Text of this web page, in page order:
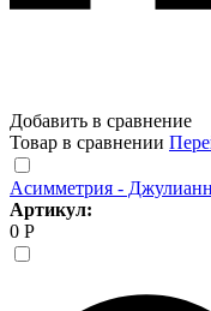
Добавить в сравнение
Товар в сравнении
Асимметрия -
Артикул:
0 Р